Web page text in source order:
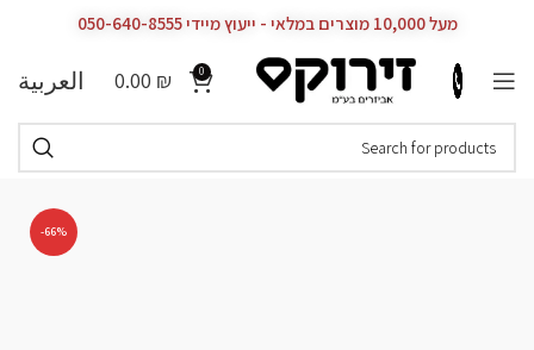
מעל 10,000 מוצרים במלאי - ייעוץ מיידי 050-640-8555
0
0.00 ₪ العربية
-66%